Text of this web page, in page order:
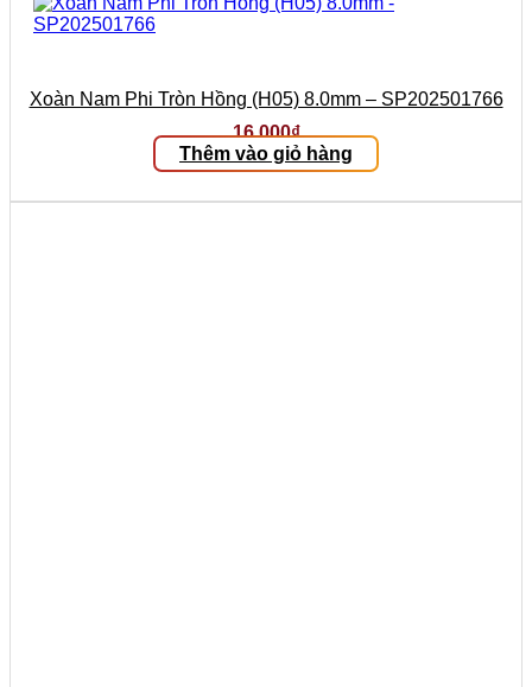
Xoàn Nam Phi Tròn Hồng (H05) 8.0mm – SP202501766
16.000₫
Thêm vào giỏ hàng